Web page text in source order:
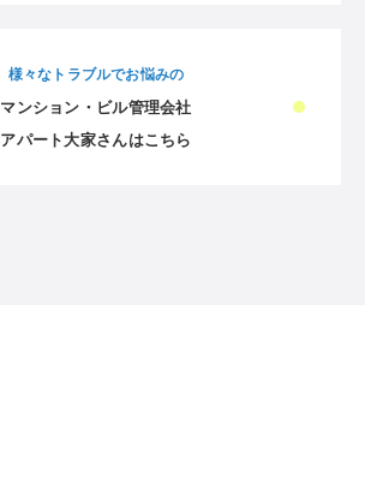
様々なトラブルでお悩みの
マンション・ビル管理会社
アパート大家さんはこちら